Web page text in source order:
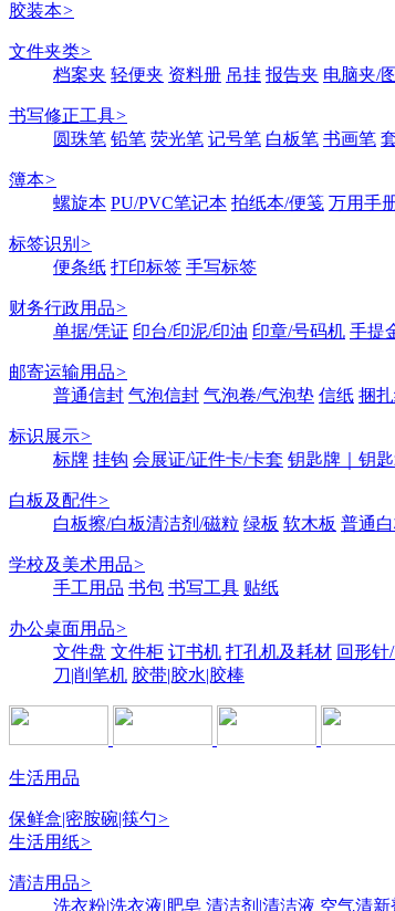
胶装本>
文件夹类>
档案夹 轻便夹 资料册 吊挂 报告夹 电脑夹/
书写修正工具>
圆珠笔 铅笔 荧光笔 记号笔 白板笔 书画笔
簿本>
螺旋本 PU/PVC笔记本 拍纸本/便笺 万用手
标签识别 >
便条纸 打印标签 手写标签
财务行政用品>
单据/凭证 印台/印泥/印油 印章/号码机 手提
邮寄运输用品>
普通信封 气泡信封 气泡卷/气泡垫 信纸 捆
标识展示>
标牌 挂钩 会展证/证件卡/卡套 钥匙牌｜钥
白板及配件>
白板擦/白板清洁剂/磁粒 绿板 软木板 普通
学校及美术用品>
手工用品 书包 书写工具 贴纸
办公桌面用品>
文件盘 文件柜 订书机 打孔机及耗材 回形针
刀|削笔机 胶带|胶水|胶棒
生活用品
保鲜盒|密胺碗|筷勺>
生活用纸>
清洁用品>
洗衣粉|洗衣液|肥皂 清洁剂|清洁液 空气清新